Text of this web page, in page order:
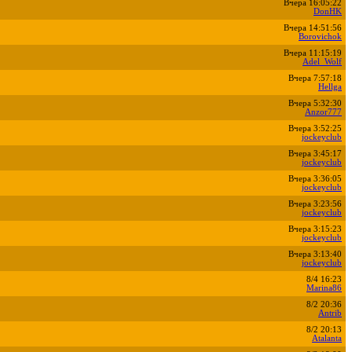
Вчера 16:05:22
DonHK
Вчера 14:51:56
Borovichok
Вчера 11:15:19
Adel_Wolf
Вчера 7:57:18
Hellga
Вчера 5:32:30
Anzor777
Вчера 3:52:25
jockeyclub
Вчера 3:45:17
jockeyclub
Вчера 3:36:05
jockeyclub
Вчера 3:23:56
jockeyclub
Вчера 3:15:23
jockeyclub
Вчера 3:13:40
jockeyclub
8/4 16:23
Marina86
8/2 20:36
Antrib
8/2 20:13
Atalanta